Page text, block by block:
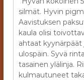
silmät. Hyvin
Aavistuksen
kaula olisi
ahtaat
ulospäin. Syvä
tasainen ylälinja.
kulmautuneet